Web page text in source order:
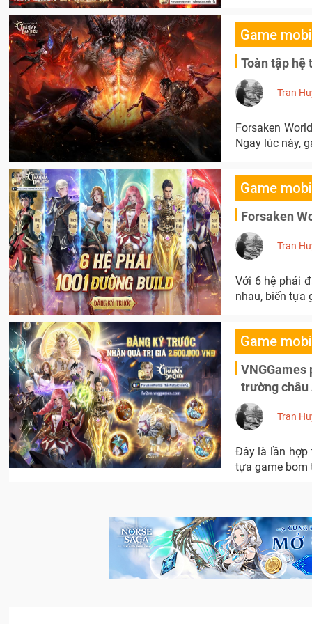
Game
Toàn tập hệ
Tran
Forsaken
Ngay lúc này,
Game
Forsaken
Tran
Với 6 hệ phái
nhau, biến tựa
Game
VNGGames
trường châu
Tran
Đây là lần hợp
tựa game bom